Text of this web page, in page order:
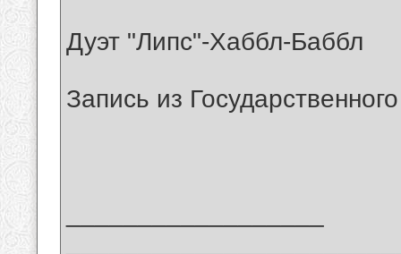
Дуэт "Липс"-Хаббл-Баббл
Запись из